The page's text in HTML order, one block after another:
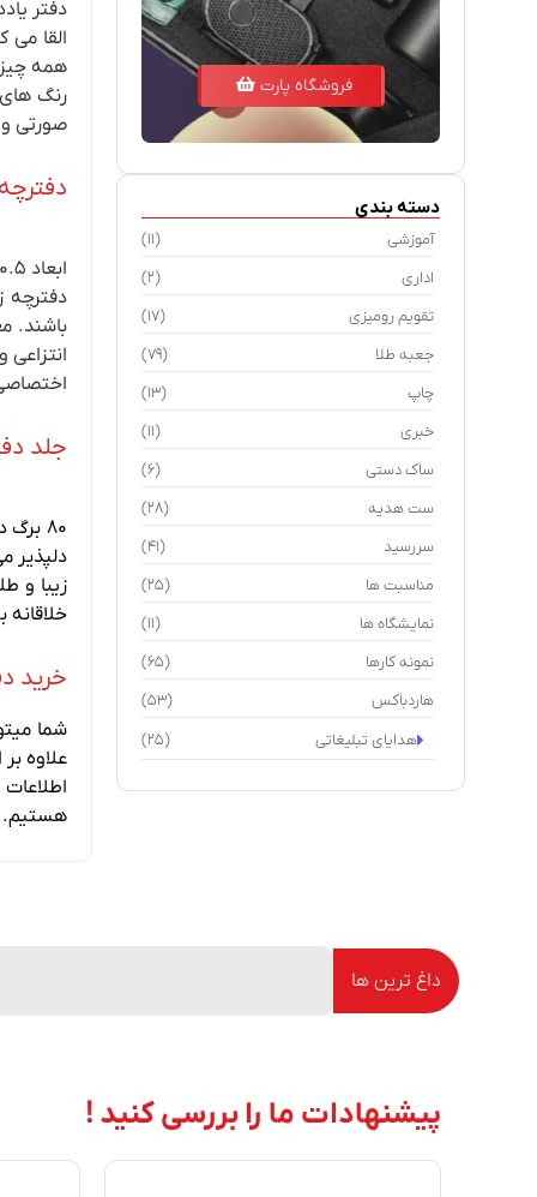
فروشگاه پارت
دسته بندی
آموزشی
(11)
اداری
(2)
تقویم رومیزی
(17)
جعبه طلا
(79)
چاپ
(13)
خبری
(11)
ساک دستی
(6)
ست هدیه
(28)
سررسید
(41)
مناسبت ها
(25)
نمایشگاه ها
(11)
نمونه کارها
(65)
هاردباکس
(53)
هدایای تبلیغاتی
(25)
دفتر
القا
همه
رنگ
صورتی و
دفترچه
باشند.
جلد
۸۰
دلپذیر
زیبا و
خلاقانه
خرید
شما
علاوه
هستیم.
داغ ترین ها
پیشنهادات ما را بررسی کنید !